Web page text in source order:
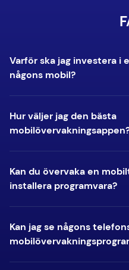
Varför ska jag investera i
någons mobil?
Hur väljer jag den bästa
Kan du övervaka en
installera programvara?
Kan jag se någons